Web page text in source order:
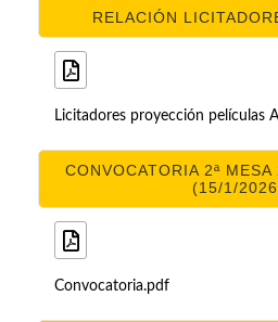
RELACIÓN
Licitadores proyección películas
CONVOCATORIA 2ª
(15/1/
Convocatoria.pdf